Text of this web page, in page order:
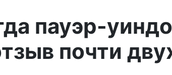
пауэр-
почти